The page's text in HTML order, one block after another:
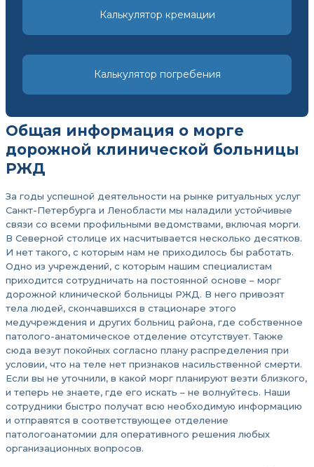
Калькулятор кремации
Калькулятор погребения
Общая информация о морге
дорожной клинической больницы
РЖД
За годы успешной деятельности на рынке ритуальных услуг
Санкт-Петербурга и Ленобласти мы наладили устойчивые
связи со всеми профильными ведомствами, включая морги.
В Северной столице их насчитывается несколько десятков.
И нет такого, с которым нам не приходилось бы работать.
Одно из учреждений, с которым нашим специалистам
приходится сотрудничать на постоянной основе – морг
дорожной клинической больницы РЖД. В него привозят
тела людей, скончавшихся в стационаре этого
медучреждения и других больниц района, где собственное
патолого-анатомическое отделение отсутствует. Также
сюда везут покойных согласно плану распределения при
условии, что на теле нет признаков насильственной смерти.
Если вы не уточнили, в какой морг планируют везти близкого,
и теперь не знаете, где его искать – не волнуйтесь. Наши
сотрудники быстро получат всю необходимую информацию
и отправятся в соответствующее отделение
патологоанатомии для оперативного решения любых
организационных вопросов.